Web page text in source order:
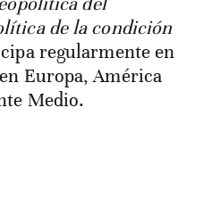
de la condición
regularmente en
Europa, América
Medio.